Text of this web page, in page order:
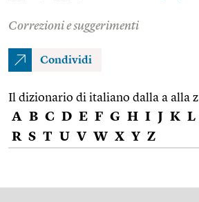
Correzioni e suggerimenti
Condividi
Il dizionario di italiano dalla a alla z
A B C D E F G H I J K L
R S T U V W X Y Z